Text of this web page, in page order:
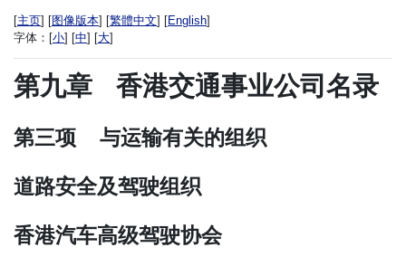
[主页] [图像版本] [繁體中文] [English]
字体： [小] [中] [大]
第九章 香港交通事业公司名录
第三项 与运输有关的组织
道路安全及驾驶组织
香港汽车高级驾驶协会